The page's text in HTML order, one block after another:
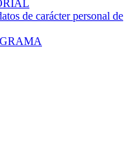
de carácter personal de